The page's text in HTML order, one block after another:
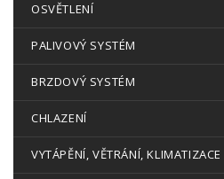
OSVĚTLENÍ
PALIVOVÝ SYSTÉM
BRZDOVÝ SYSTÉM
CHLAZENÍ
VYTÁPĚNÍ, VĚTRÁNÍ, KLIMATIZACE